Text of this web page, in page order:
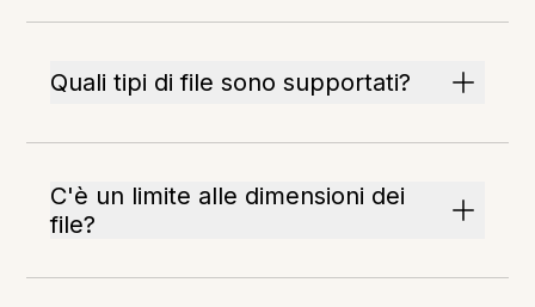
Quali tipi di file sono supportati?
C'è un limite alle dimensioni dei
file?